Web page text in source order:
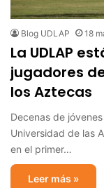
Blog UDLAP 18
La UDLAP
jugadores
los Aztecas
Decenas de
Universidad de las
en el primer…
Leer más »